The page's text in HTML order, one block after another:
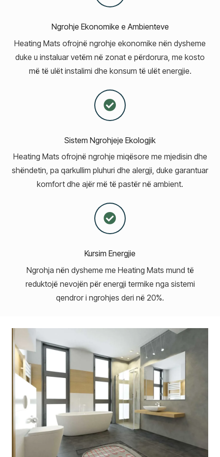
Ngrohje Ekonomike e Ambienteve
Heating Mats ofrojnë ngrohje ekonomike nën dysheme
duke u instaluar vetëm në zonat e përdorura, me kosto
më të ulët instalimi dhe konsum të ulët energjie.
Sistem Ngrohjeje Ekologjik
Heating Mats ofrojnë ngrohje miqësore me mjedisin dhe
shëndetin, pa qarkullim pluhuri dhe alergji, duke garantuar
komfort dhe ajër më të pastër në ambient.
Kursim Energjie
Ngrohja nën dysheme me Heating Mats mund të
reduktojë nevojën për energji termike nga sistemi
qendror i ngrohjes deri në 20%.